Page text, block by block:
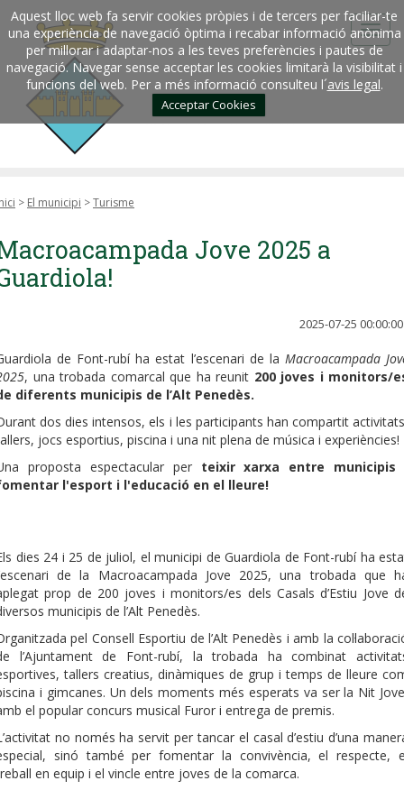
Aquest lloc web fa servir cookies pròpies i de tercers per faciliar-te
una experiència de navegació òptima i recabar informació anònima
per millorar i adaptar-nos a les teves preferències i pautes de
navegació. Navegar sense acceptar les cookies limitarà la visibilitat i
funcions del web. Per a més informació consulteu l´avis legal.
Acceptar Cookies
> El municipi >Turisme
Jove 2025 a
2025-07-25 00:00:00
de Font-rubí ha estat l’escenari de la Macroacampada
, una trobada comarcal que ha reunit 200 joves i monitors/
diferents municipis de l’Alt Penedès.
dos dies intensos, els i les participants han compartit
jocs esportius, piscina i una nit plena de música i experiències!
proposta espectacular per teixir xarxa entre municipis
l'esport i l'educació en el lleure!
dies 24 i 25 de juliol, el municipi de Guardiola de Font-rubí ha
de la Macroacampada Jove 2025, una trobada que
prop de 200 joves i monitors/es dels Casals d’Estiu Jove
municipis de l’Alt Penedès.
pel Consell Esportiu de l’Alt Penedès i amb la
l’Ajuntament de Font-rubí, la trobada ha combinat
tallers creatius, dinàmiques de grup i temps de lleure
i gimcanes. Un dels moments més esperats va ser la Nit
el popular concurs musical Furor i entrega de premis.
no només ha servit per tancar el casal d’estiu d’una
sinó també per fomentar la convivència, el respecte,
en equip i el vincle entre joves de la comarca.